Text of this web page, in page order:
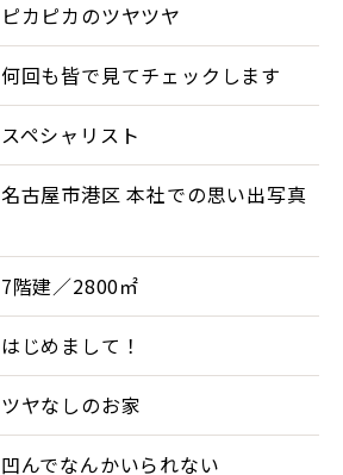
ピカピカのツヤツヤ
何回も皆で見てチェックします
スペシャリスト
名古屋市港区 本社での思い出写真
7階建／2800㎡
はじめまして！
ツヤなしのお家
凹んでなんかいられない